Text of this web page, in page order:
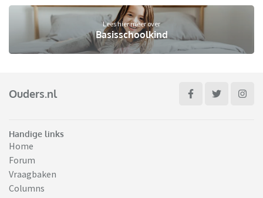
Lees hier meer over
Basisschoolkind
Ouders.nl
Handige links
Home
Forum
Vraagbaken
Columns